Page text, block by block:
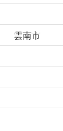
雲南市